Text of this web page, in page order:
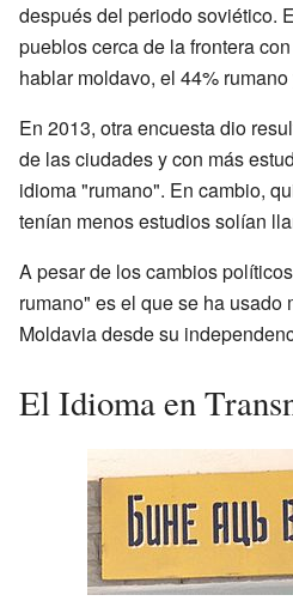
después del periodo soviético.
pueblos cerca de la frontera
hablar moldavo, el 44%
En 2013, otra encuesta dio
de las ciudades y con más
idioma "rumano". En cambio,
tenían menos estudios solían
A pesar de los cambios
rumano" es el que se ha usado
Moldavia desde su
El Idioma en